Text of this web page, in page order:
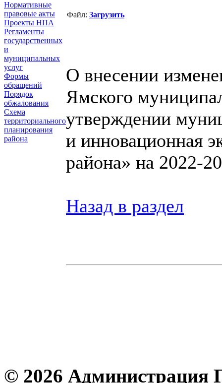
Нормативные
правовые акты
Проекты НПА
Регламенты
государственных
и
муниципальных
услуг
Формы
обращений
Порядок
обжалования
Схема
территориального
планирования
района
Файл: Загрузить
О внесении
Ямского
утверждении
и инновационная
района» на 2022-
Назад в раздел
© 2026 Администрация